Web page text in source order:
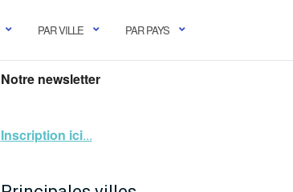
PAR VILLE PAR PAYS
Notre newsletter
Inscription ici...